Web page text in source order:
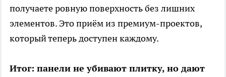
получаете ровную поверхность без лишних
элементов. Это приём из премиум-проектов,
который теперь доступен каждому.
Итог: панели не убивают плитку, но дают